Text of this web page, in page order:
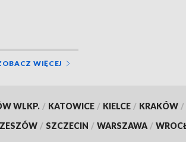
WIĘCEJ
WLKP. / KATOWICE / KIELCE / KRAKÓW /
/ SZCZECIN / WARSZAWA /